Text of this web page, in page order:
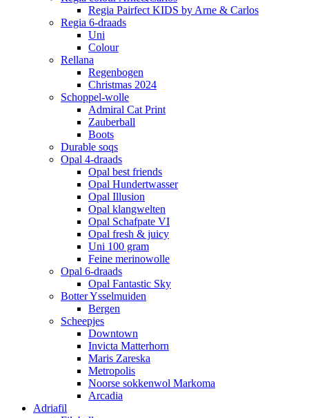
Regia Pairfect KIDS by Arne & Carlos
Regia 6-draads
Uni
Colour
Rellana
Regenbogen
Christmas 2024
Schoppel-wolle
Admiral Cat Print
Zauberball
Boots
Durable soqs
Opal 4-draads
Opal best friends
Opal Hundertwasser
Opal Illusion
Opal klangwelten
Opal Schafpate VI
Opal fresh & juicy
Uni 100 gram
Feine merinowolle
Opal 6-draads
Opal Fantastic Sky
Botter Ysselmuiden
Bergen
Scheepjes
Downtown
Invicta Matterhorn
Maris Zareska
Metropolis
Noorse sokkenwol Markoma
Arcadia
Adriafil